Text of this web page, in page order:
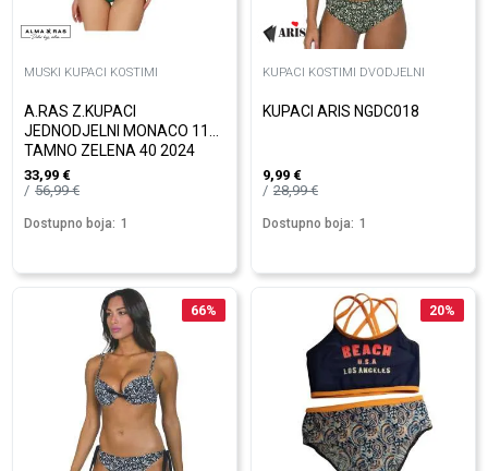
MUSKI KUPACI KOSTIMI
A.RAS Z.KUPACI
JEDNODJELNI MONACO 11
TAMNO ZELENA 40 2024
33,99 €
56,99€
Dostupno boja: 1
KUPACI KOSTIMI DVODJELNI
KUPACI ARIS NGDC018
9,99 €
28,99€
Dostupno boja: 1
66% 20%